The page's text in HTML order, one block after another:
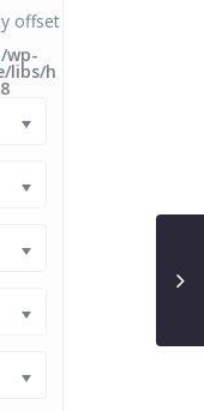
offset
wp-
libs/h